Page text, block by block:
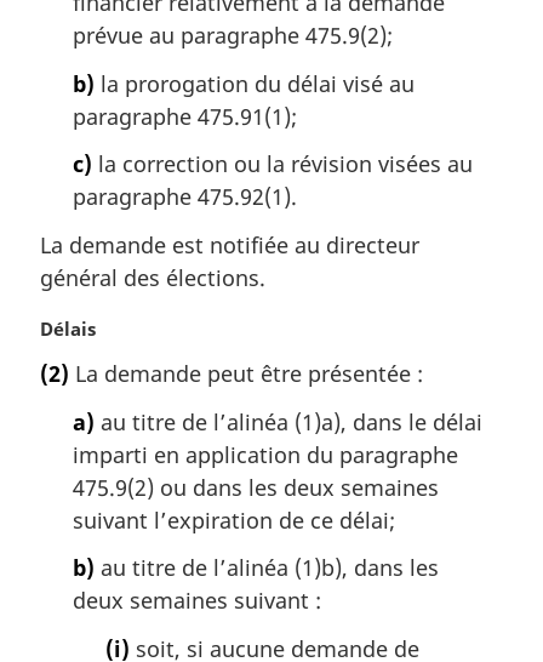
prévue au paragraphe 475.9(2);
b) la prorogation du délai visé au
paragraphe 475.91(1);
c) la correction ou la révision visées au
paragraphe 475.92(1).
La demande est notifiée au directeur
général des élections.
N
t
Délais
(2) La demande peut être présentée :
a) au titre de l’alinéa (1)a), dans le délai
imparti en application du paragraphe
475.9(2) ou dans les deux semaines
suivant l’expiration de ce délai;
b) au titre de l’alinéa (1)b), dans les
deux semaines suivant :
(i) soit, si aucune demande de